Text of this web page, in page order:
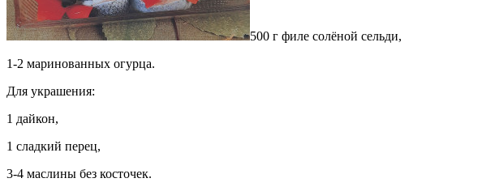
500 г филе солёной сельди,
1-2 маринованных огурца.
Для украшения:
1 дайкон,
1 сладкий перец,
3-4 маслины без косточек.